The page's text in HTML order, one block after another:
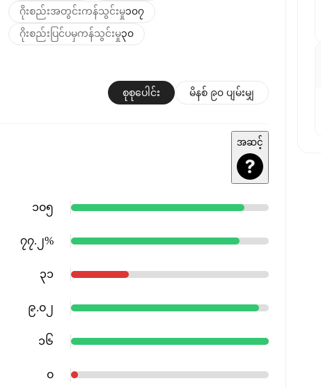
ဂိုးစည်းအတွင်းကန်သွင်းမှု၁၀၇
ဂိုးစည်းပြင်ပမှကန်သွင်းမှု၃၀
စုစုပေါင်း မိနစ် ၉၀ ပျမ်းမျှ
အဆင့်
၁၀၅
၇၇.၂%
၃၁
၉.၀၂
၁၆
၀